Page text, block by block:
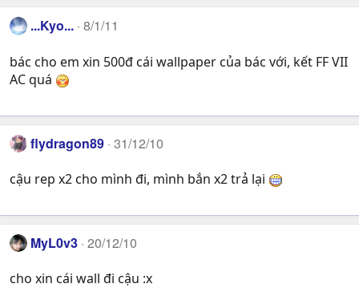
...Kyo... 8/1/11
bác cho em xin 500đ cái wallpaper của bác với, kết FF VII
AC quá
flydragon89 31/12/10
cậu rep x2 cho mình đi, mình bắn x2 trả lại
MyL0v3 20/12/10
cho xin cái wall đi cậu :x